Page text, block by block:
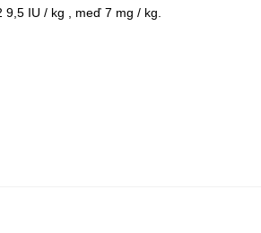
IU / kg , meď 7 mg / kg.